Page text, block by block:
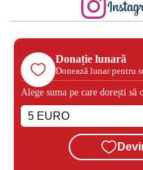
Donație lunară
Donează lunar pentru
Alege suma pe care dorești să